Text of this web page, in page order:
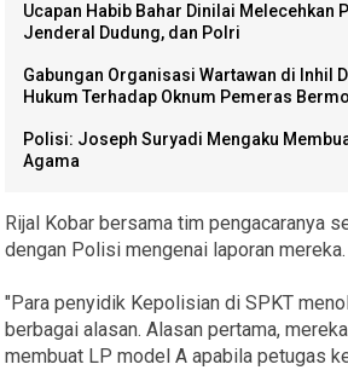
Ucapan Habib Bahar Dinilai Melecehkan
Jenderal Dudung, dan Polri
Gabungan Organisasi Wartawan di Inhil
Hukum Terhadap Oknum Pemeras
Polisi: Joseph Suryadi Mengaku
Agama
Rijal Kobar bersama tim pengacaranya
dengan Polisi mengenai laporan mereka.
"Para penyidik Kepolisian di SPKT
berbagai alasan. Alasan pertama,
membuat LP model A apabila petugas